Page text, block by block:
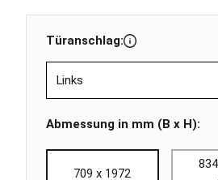
Türanschlag:
Abmessung in mm (B x H):
709 x 1972